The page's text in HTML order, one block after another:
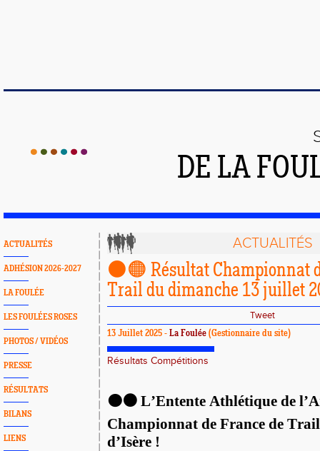
DE LA
ACTUALITÉS
ADHÉSION 2026-2027
LA FOULÉE
LES FOULÉES ROSES
PHOTOS / VIDÉOS
PRESSE
RÉSULTATS
BILANS
LIENS
ACTUALITÉS
⚫️🟠 Résultat Championnat
Trail du dimanche 13 juillet
Tweet
13 Juillet 2025 - La Foulée (Gestionnaire du site)
Résultats Compétitions
🟠⚫️ L’Entente Athlétique de
Championnat de France de
d’Isère !